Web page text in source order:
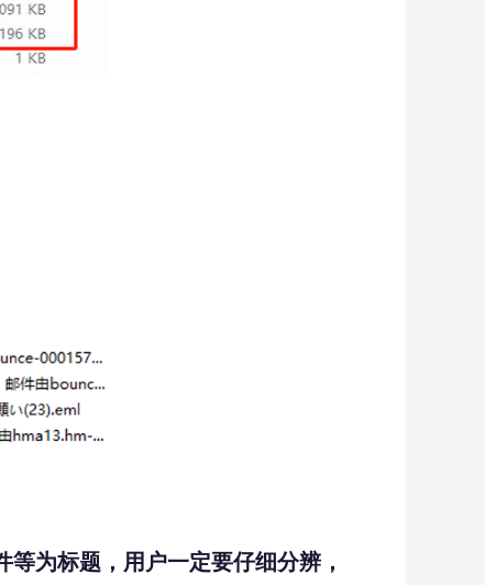
为标题，用户一定要仔细分辨，